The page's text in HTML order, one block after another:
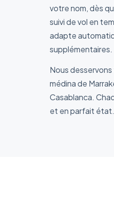
votre nom, dès
suivi de vol en
adapte
supplémentaires.
Nous
médina de
Casablanca.
et en parfait état.